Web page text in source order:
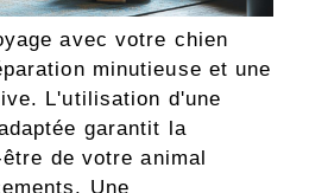
avec votre chien
minutieuse et une
L'utilisation d'une
garantit la
de votre animal
Une